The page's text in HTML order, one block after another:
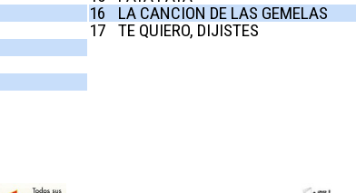
16
LA CANCION DE LAS GEMELAS
17
TE QUIERO, DIJISTES